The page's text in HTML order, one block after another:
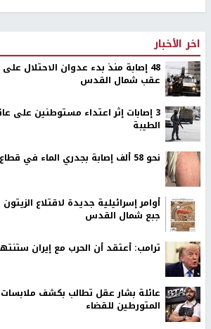
اخر الأخبار
48 إصابة منذ بدء عدوان الاحتلال
عقب شمال القدس
‏3 إصابات إثر اعتداء مستوطنين على
الطيبة
نحو 58 ألف إصابة بجدري الماء في قطاع غزة منذ بداية العام
أوامر إسرائيلية جديدة لاقتلاع
جبع شمال القدس
ترامب: أعتقد أن الحرب مع إيران
عائلة بشار عقل تطالب بكشف ملابسات
المتورطين للقضاء